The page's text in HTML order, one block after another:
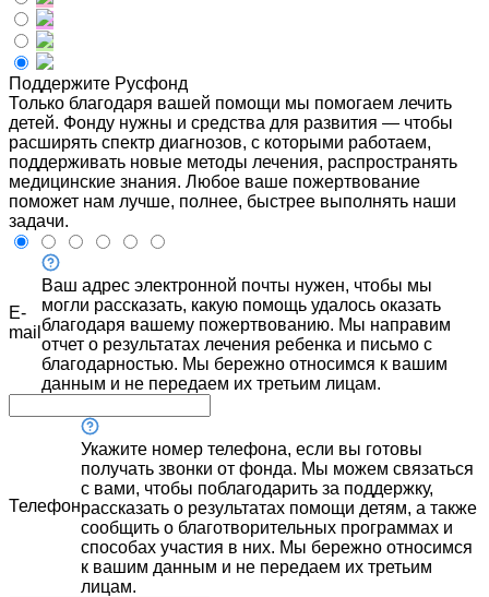
Поддержите Русфонд
Только благодаря вашей помощи мы помогаем лечить
детей. Фонду нужны и средства для развития — чтобы
расширять спектр диагнозов, с которыми работаем,
поддерживать новые методы лечения, распространять
медицинские знания. Любое ваше пожертвование
поможет нам лучше, полнее, быстрее выполнять наши
задачи.
E-
mail
Ваш адрес электронной почты нужен, чтобы мы
могли рассказать, какую помощь удалось оказать
благодаря вашему пожертвованию. Мы направим
отчет о результатах лечения ребенка и письмо с
благодарностью. Мы бережно относимся к вашим
данным и не передаем их третьим лицам.
Телефон
Укажите номер телефона, если вы готовы
получать звонки от фонда. Мы можем связаться
с вами, чтобы поблагодарить за поддержку,
рассказать о результатах помощи детям, а также
сообщить о благотворительных программах и
способах участия в них. Мы бережно относимся
к вашим данным и не передаем их третьим
лицам.